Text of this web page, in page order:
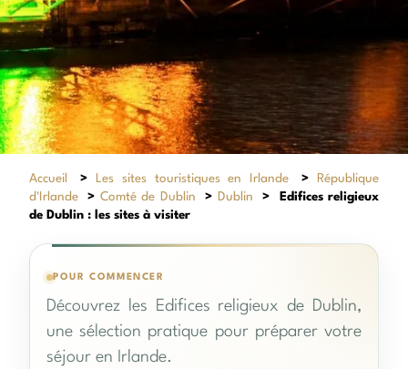
Accueil > Les sites touristiques en Irlande >
République
d'Irlande
> Comté de Dublin > Dublin >
Edifices religieux
de Dublin : les sites à visiter
POUR COMMENCER
Découvrez les Edifices religieux de Dublin,
une sélection pratique pour préparer votre
séjour en Irlande.